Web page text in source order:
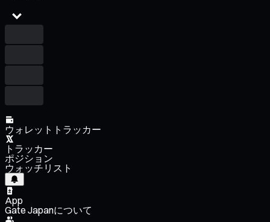
ウォレットトラッカー
トラッカー
ポジション
ウォッチリスト
App
Gate Japanについて